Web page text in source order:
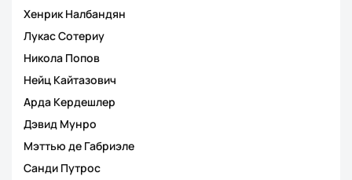
Хенрик Налбандян
Лукас Сотериу
Никола Попов
Нейц Кайтазович
Арда Кердешлер
Дэвид Мунро
Мэттью де Габриэле
Санди Путрос